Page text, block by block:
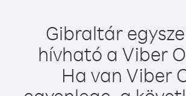
Gibraltár
hívható a Viber
Ha van Viber